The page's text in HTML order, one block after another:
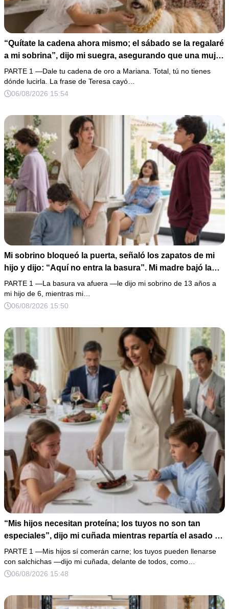
“Quítate la cadena ahora mismo; el sábado se la regalaré
a mi sobrina”, dijo mi suegra, asegurando que una mujer
con las manos marcadas por espinas no merecía 50
gramos de oro. Mi esposo guardó silencio, así que
obedecí con calma y le pedí que preparara la fiesta. Ella
completo que había intentado ocultar.
PARTE 1 —Dale tu cadena de oro a Mariana. Total, tú no tienes
dónde lucirla. La frase de Teresa cayó…
06/08/2026 15:54
Mi sobrino bloqueó la puerta, señaló los zapatos de mi
hijo y dijo: “Aquí no entra la basura”. Mi madre bajó la
mirada y mi hermana siguió tomando café como si nada.
Yo asentí, abracé a mi niño y me fui sin reclamar. Pero al
cancelar el depósito mensual descubrí que llevaba años
de humillarlo.
PARTE 1 —La basura va afuera —le dijo mi sobrino de 13 años a
mi hijo de 6, mientras mi…
06/08/2026 15:50
“Mis hijos necesitan proteína; los tuyos no son tan
especiales”, dijo mi cuñada mientras repartía el asado y
hacía llorar a mi hija. Mi esposo me pidió que no armara
un escándalo, así que guardé silencio, terminé un pastel
de boda de 8,000 pesos y coloqué sobre la mesa un
PARTE 1 —Mis hijos sí comerán carne; los tuyos pueden llenarse
con salchichas —dijo mi cuñada, delante de todos, como…
06/08/2026 15:48